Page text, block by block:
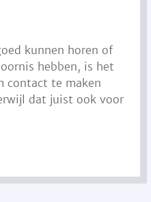
kunnen horen of
hebben, is het
contact te maken
dat juist ook voor